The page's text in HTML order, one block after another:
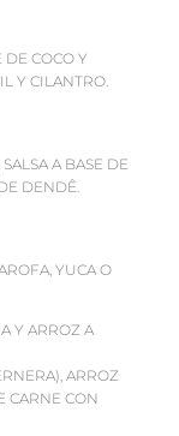
DE COCO Y
Y CILANTRO.
A BASE DE
DENDÊ.
YUCA O
Y ARROZ A
ARROZ
CARNE CON